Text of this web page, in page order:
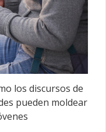
los discursos de
pueden moldear